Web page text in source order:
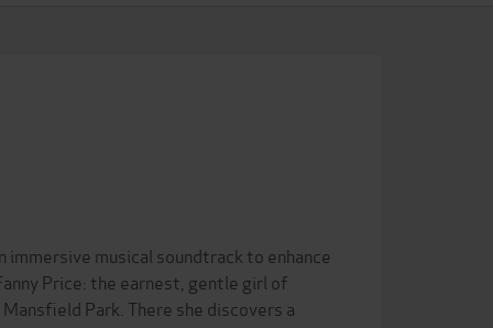
musical soundtrack to enhance
Price: the earnest, gentle girl of
Park. There she discovers a